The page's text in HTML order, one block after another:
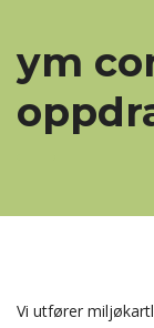
ym
Vi utfører